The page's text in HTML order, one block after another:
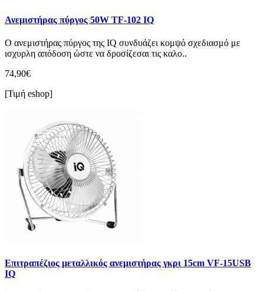
Ανεμιστήρας πύργος 50W TF-102 IQ
Ο ανεμιστήρας πύργος της IQ συνδυάζει κομψό σχεδιασμό με
ισχυρλη απόδοση ώστε να δροσίζεσαι τις καλο..
74,90€
[Τιμή eshop]
Επιτραπέζιος μεταλλικός ανεμιστήρας γκρι 15cm VF-15USB
IQ